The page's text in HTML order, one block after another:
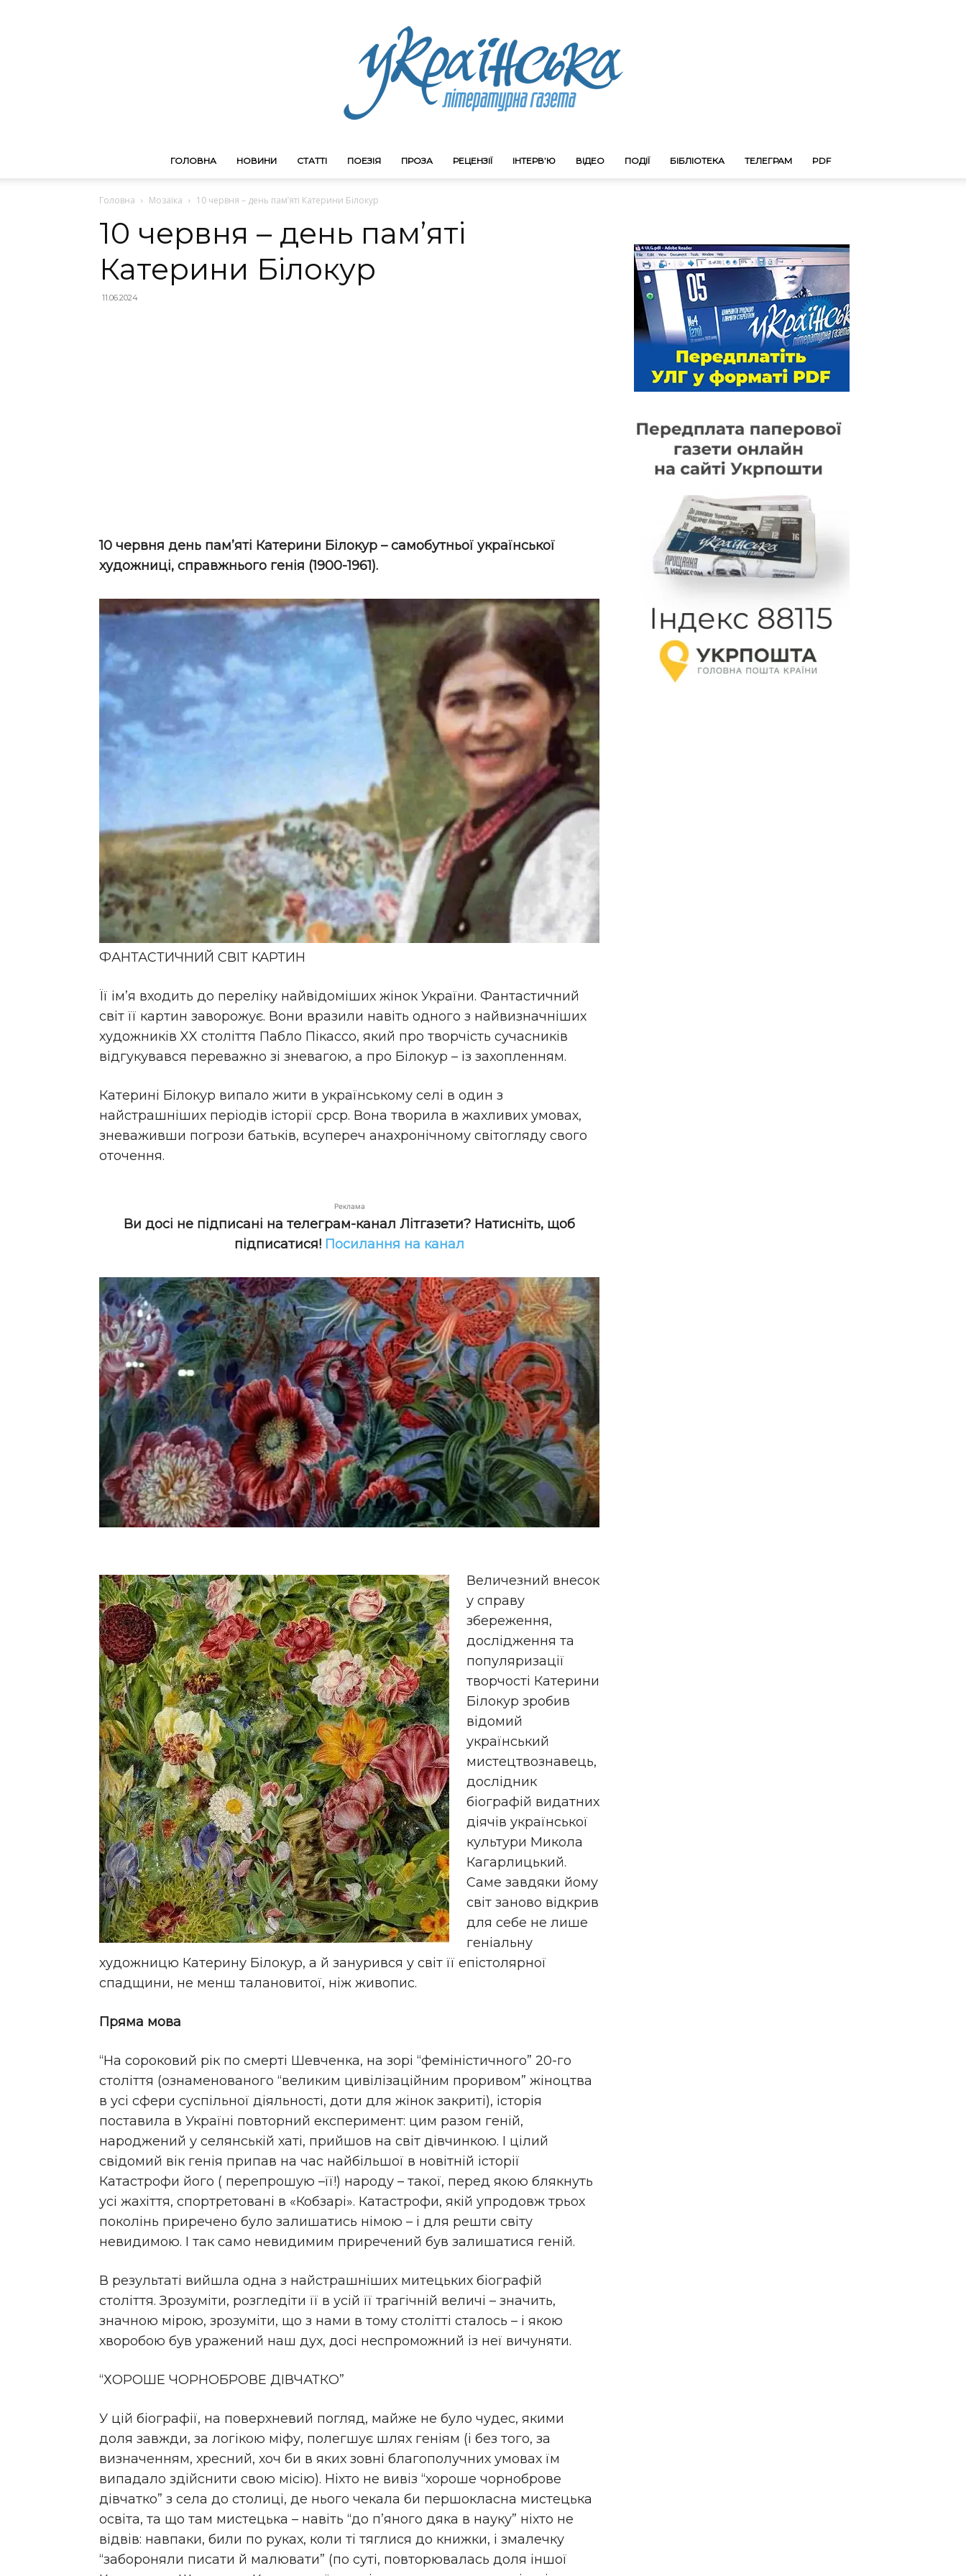
ГОЛОВНА НОВИНИ СТАТТІ ПОЕЗІЯ ПРОЗА РЕЦЕНЗІЇ ІНТЕРВ’Ю ВІДЕО ПОДІЇ БІБЛІОТЕКА ТЕЛЕГРАМ PDF
Головна Мозаїка 10 червня – день пам’яті Катерини Білокур
10 червня – день пам’яті
Катерини Білокур
11.06.2024
10 червня день пам’яті Катерини Білокур – самобутньої української
художниці, справжнього генія (1900-1961).
ФАНТАСТИЧНИЙ СВІТ КАРТИН
Її ім’я входить до переліку найвідоміших жінок України. Фантастичний
світ її картин заворожує. Вони вразили навіть одного з найвизначніших
художників XX століття Пабло Пікассо, який про творчість сучасників
відгукувався переважно зі зневагою, а про Білокур – із захопленням.
Катерині Білокур випало жити в українському селі в один з
найстрашніших періодів історії срср. Вона творила в жахливих умовах,
зневаживши погрози батьків, всупереч анахронічному світогляду свого
оточення.
Реклама
Ви досі не підписані на телеграм-канал Літгазети? Натисніть, щоб
підписатися! Посилання на канал
Величезний внесок
у справу
збереження,
дослідження та
популяризації
творчості Катерини
Білокур зробив
відомий
український
мистецтвознавець,
дослідник
біографій видатних
діячів української
культури Микола
Кагарлицький.
Саме завдяки йому
світ заново відкрив
для себе не лише
геніальну
художницю Катерину Білокур, а й занурився у світ її епістолярної
спадщини, не менш талановитої, ніж живопис.
Пряма мова
“На сороковий рік по смерті Шевченка, на зорі “феміністичного” 20-го
століття (ознаменованого “великим цивілізаційним проривом” жіноцтва
в усі сфери суспільної діяльності, доти для жінок закриті), історія
поставила в Україні повторний експеримент: цим разом геній,
народжений у селянській хаті, прийшов на світ дівчинкою. І цілий
свідомий вік генія припав на час найбільшої в новітній історії
Катастрофи його ( перепрошую –її!) народу – такої, перед якою блякнуть
усі жахіття, спортретовані в «Кобзарі». Катастрофи, якій упродовж трьох
поколінь приречено було залишатись німою – і для решти світу
невидимою. І так само невидимим приречений був залишатися геній.
В результаті вийшла одна з найстрашніших митецьких біографій
століття. Зрозуміти, розгледіти її в усій її трагічній величі – значить,
значною мірою, зрозуміти, що з нами в тому столітті сталось – і якою
хворобою був уражений наш дух, досі неспроможний із неї вичуняти.
“ХОРОШЕ ЧОРНОБРОВЕ ДІВЧАТКО”
У цій біографії, на поверхневий погляд, майже не було чудес, якими
доля завжди, за логікою міфу, полегшує шлях геніям (і без того, за
визначенням, хресний, хоч би в яких зовні благополучних умовах їм
випадало здійснити свою місію). Ніхто не вивіз “хороше чорноброве
дівчатко” з села до столиці, де нього чекала би першокласна мистецька
освіта, та що там мистецька – навіть “до п’яного дяка в науку” ніхто не
відвів: навпаки, били по руках, коли ті тяглися до книжки, і змалечку
“забороняли писати й малювати” (по суті, повторювалась доля іншої